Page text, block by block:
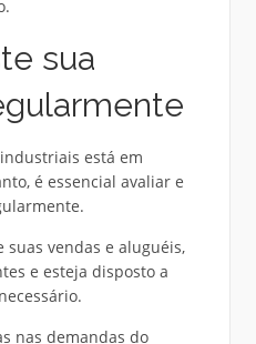
sua
está em
é essencial avaliar e
vendas e aluguéis,
e esteja disposto a
nas demandas do